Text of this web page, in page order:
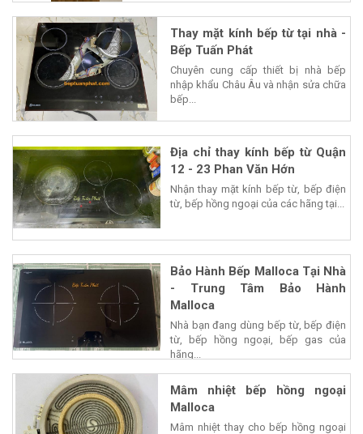
Thay mặt kính bếp từ tại nhà -
Bếp Tuấn Phát
Chuyên cung cấp thiết bị nhà bếp
nhập khẩu Châu Âu và nhận sửa chữa
bếp...
Địa chỉ thay kính bếp từ Quận
12 - 23 Phan Văn Hớn
Nhận thay mặt kính bếp từ, bếp điện
từ, bếp hồng ngoại của các hãng tại...
Bảo Hành Bếp Malloca Tại Nhà
- Trung Tâm Bảo Hành
Malloca
Nhà bạn đang dùng bếp từ, bếp điện
từ, bếp hồng ngoại, bếp gas của
hãng...
Mâm nhiệt bếp hồng ngoại
Malloca
Mâm nhiệt thay cho bếp hồng ngoại